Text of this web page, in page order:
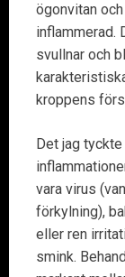
ögonvitan
inflammerad.
svullnar och
kroppens
Det jag
vara virus
förkylning),
eller ren
smink.